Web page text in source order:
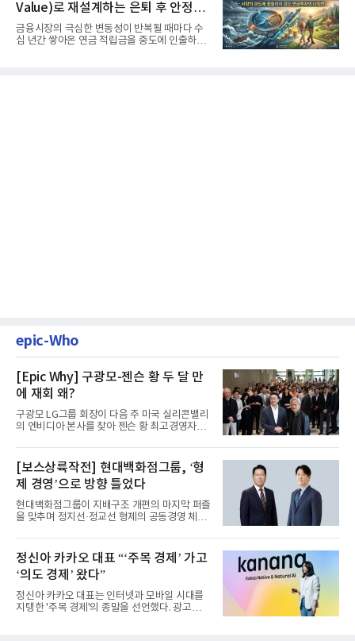
Value)로 재설계하는 은퇴 후 안정적
생활보장과 평생소득 전략
금융시장의 극심한 변동성이 반복될 때마다 수
십 년간 쌓아온 연금 적립금을 중도에 인출하거
epic-Who
[Epic Why] 구광모-젠슨 황 두 달 만
에 재회 왜?
구광모 LG그룹 회장이 다음 주 미국 실리콘밸리
의 엔비디아 본사를 찾아 젠슨 황 최고경영자
[보스상륙작전] 현대백화점그룹, ‘형
제 경영’으로 방향 틀었다
현대백화점그룹이 지배구조 개편의 마지막 퍼즐
을 맞추며 정지선·정교선 형제의 공동경영 체제
정신아 카카오 대표 “‘주목 경제’ 가고
‘의도 경제’ 왔다”
정신아 카카오 대표는 인터넷과 모바일 시대를
지탱한 '주목 경제'의 종말을 선언했다. 광고를